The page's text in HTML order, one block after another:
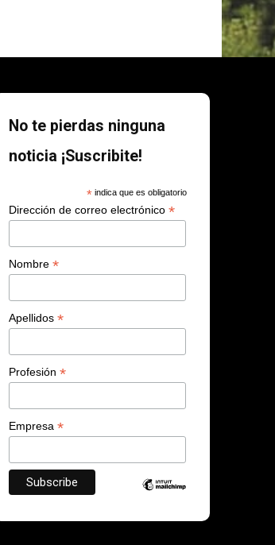
No te pierdas ninguna
noticia ¡Suscribite!
*indica que es obligatorio
Dirección de correo electrónico*
Nombre*
Apellidos*
Profesión*
Empresa*